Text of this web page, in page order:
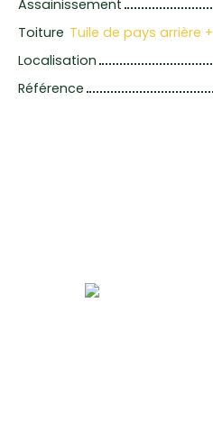
Assainissement
Toiture
Localisation
Référence